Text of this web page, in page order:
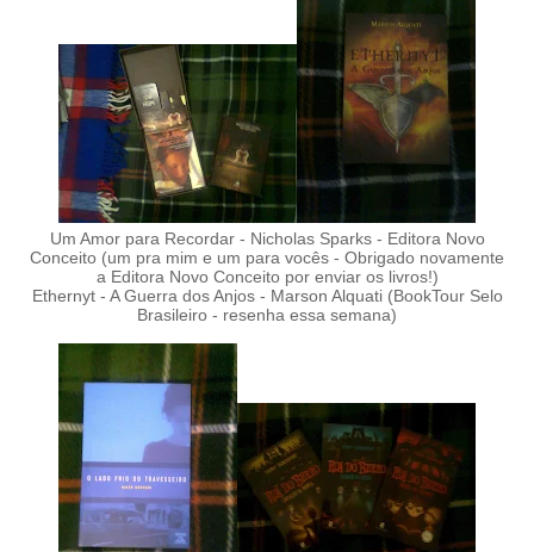
Um Amor para Recordar - Nicholas Sparks - Editora Novo
Conceito (um pra mim e um para vocês - Obrigado novamente
a Editora Novo Conceito por enviar os livros!)
Ethernyt - A Guerra dos Anjos - Marson Alquati (BookTour Selo
Brasileiro - resenha essa semana)